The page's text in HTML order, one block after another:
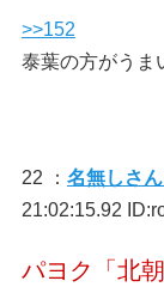
>>152
泰葉の方がうま
22 ： 名無しさん
21:02:15.92
パヨク「北